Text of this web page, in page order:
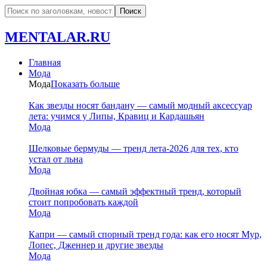
MENTALAR.RU
Главная
Мода
МодаПоказать больше
Как звезды носят бандану — самый модный аксессуар
лета: учимся у Липы, Кравиц и Кардашьян
Мода
Шелковые бермуды — тренд лета-2026 для тех, кто
устал от льна
Мода
Двойная юбка — самый эффектный тренд, который
стоит попробовать каждой
Мода
Капри — самый спорный тренд года: как его носят Мур,
Лопес, Дженнер и другие звезды
Мода